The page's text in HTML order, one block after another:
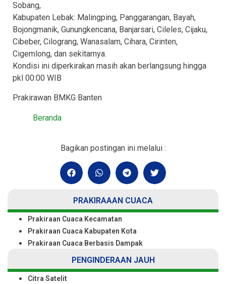
Sobang,
Kabupaten Lebak: Malingping, Panggarangan, Bayah,
Bojongmanik, Gunungkencana, Banjarsari, Cileles, Cijaku,
Cibeber, Cilograng, Wanasalam, Cihara, Cirinten,
Cigemlong, dan sekitarnya.
Kondisi ini diperkirakan masih akan berlangsung hingga
pkl 00:00 WIB
Prakirawan BMKG Banten
Beranda
Bagikan postingan ini melalui :
PRAKIRAAAN CUACA
Prakiraan Cuaca Kecamatan
Prakiraan Cuaca Kabupaten Kota
Prakiraan Cuaca Berbasis Dampak
PENGINDERAAN JAUH
Citra Satelit